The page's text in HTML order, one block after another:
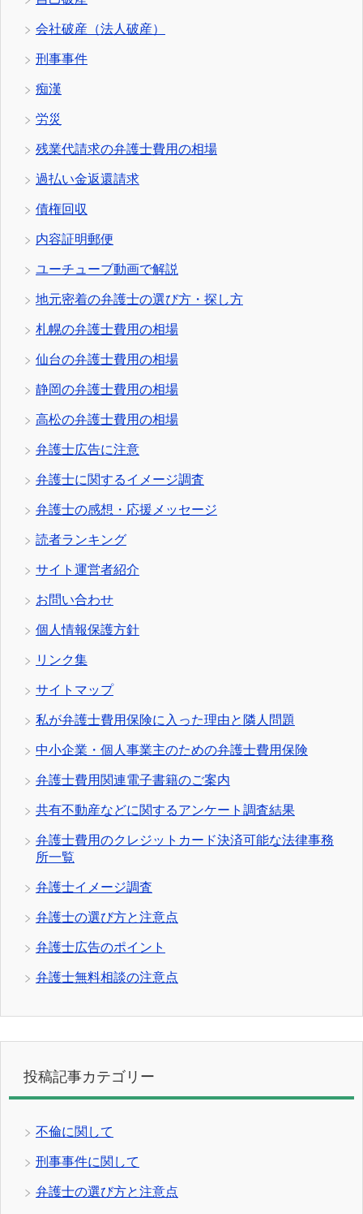
会社破産（法人破産）
刑事事件
痴漢
労災
残業代請求の弁護士費用の相場
過払い金返還請求
債権回収
内容証明郵便
ユーチューブ動画で解説
地元密着の弁護士の選び方・探し方
札幌の弁護士費用の相場
仙台の弁護士費用の相場
静岡の弁護士費用の相場
高松の弁護士費用の相場
弁護士広告に注意
弁護士に関するイメージ調査
弁護士の感想・応援メッセージ
読者ランキング
サイト運営者紹介
お問い合わせ
個人情報保護方針
リンク集
サイトマップ
私が弁護士費用保険に入った理由と隣人問題
中小企業・個人事業主のための弁護士費用保険
弁護士費用関連電子書籍のご案内
共有不動産などに関するアンケート調査結果
弁護士費用のクレジットカード決済可能な法律事務
所一覧
弁護士イメージ調査
弁護士の選び方と注意点
弁護士広告のポイント
弁護士無料相談の注意点
投稿記事カテゴリー
不倫に関して
刑事事件に関して
弁護士の選び方と注意点